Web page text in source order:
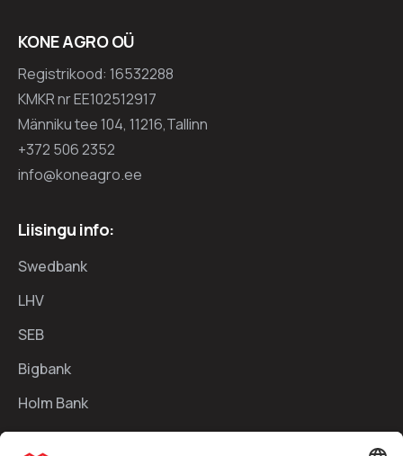
KONE AGRO OÜ
Registrikood: 16532288
KMKR nr EE102512917
Männiku tee 104, 11216,Tallinn
+372 506 2352
info@koneagro.ee
Liisingu info:
Swedbank
LHV
SEB
Bigbank
Holm Bank